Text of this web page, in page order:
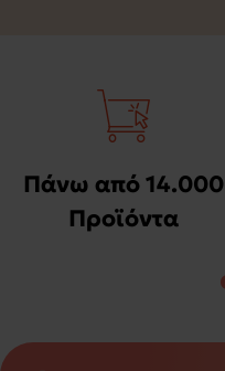
Πάνω από 14.000
Προϊόντα